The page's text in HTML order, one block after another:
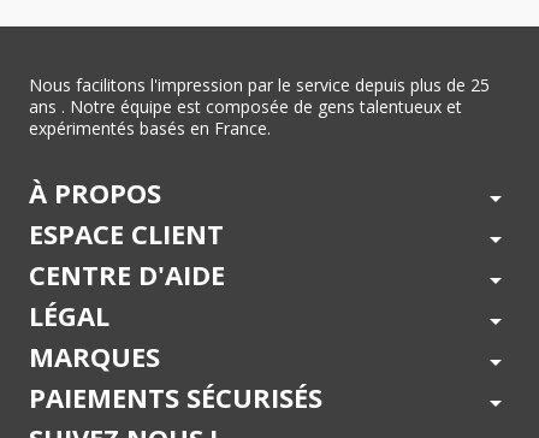
Nous facilitons l'impression par le service depuis plus de 25
ans . Notre équipe est composée de gens talentueux et
expérimentés basés en France.
À PROPOS arrow_drop_down
ESPACE CLIENT arrow_drop_down
CENTRE D'AIDE arrow_drop_down
LÉGAL arrow_drop_down
MARQUES arrow_drop_down
PAIEMENTS SÉCURISÉS arrow_drop_down